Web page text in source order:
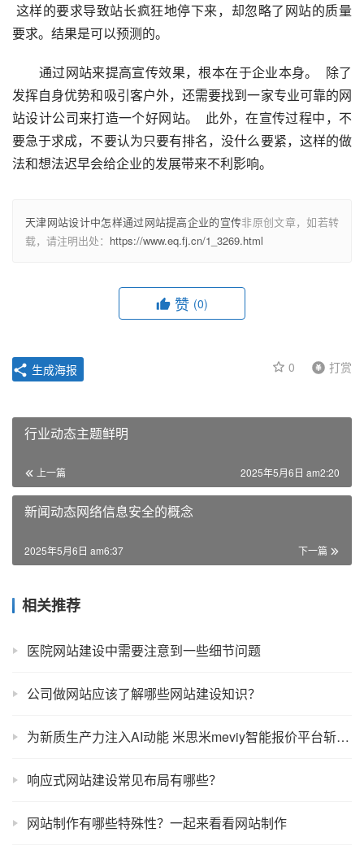
这样的要求导致站长疯狂地停下来，却忽略了网站的质量
要求。结果是可以预测的。
通过网站来提高宣传效果，根本在于企业本身。  除了
发挥自身优势和吸引客户外，还需要找到一家专业可靠的网
站设计公司来打造一个好网站。  此外，在宣传过程中，不
要急于求成，不要认为只要有排名，没什么要紧，这样的做
法和想法迟早会给企业的发展带来不利影响。
天津网站设计中怎样通过网站提高企业的宣传非原创文章，如若转
载，请注明出处： https://www.eq.fj.cn/1_3269.html
赞 (0)
0 打赏
生成海报
行业动态主题鲜明
上一篇 2025年5月6日 am2:20
新闻动态网络信息安全的概念
下一篇
2025年5月6日 am6:37
相关推荐
医院网站建设中需要注意到一些细节问题
公司做网站应该了解哪些网站建设知识？
为新质生产力注入AI动能 米思米meviy智能报价平台斩获新质生产力影响力企业奖
响应式网站建设常见布局有哪些？
网站制作有哪些特殊性？一起来看看网站制作